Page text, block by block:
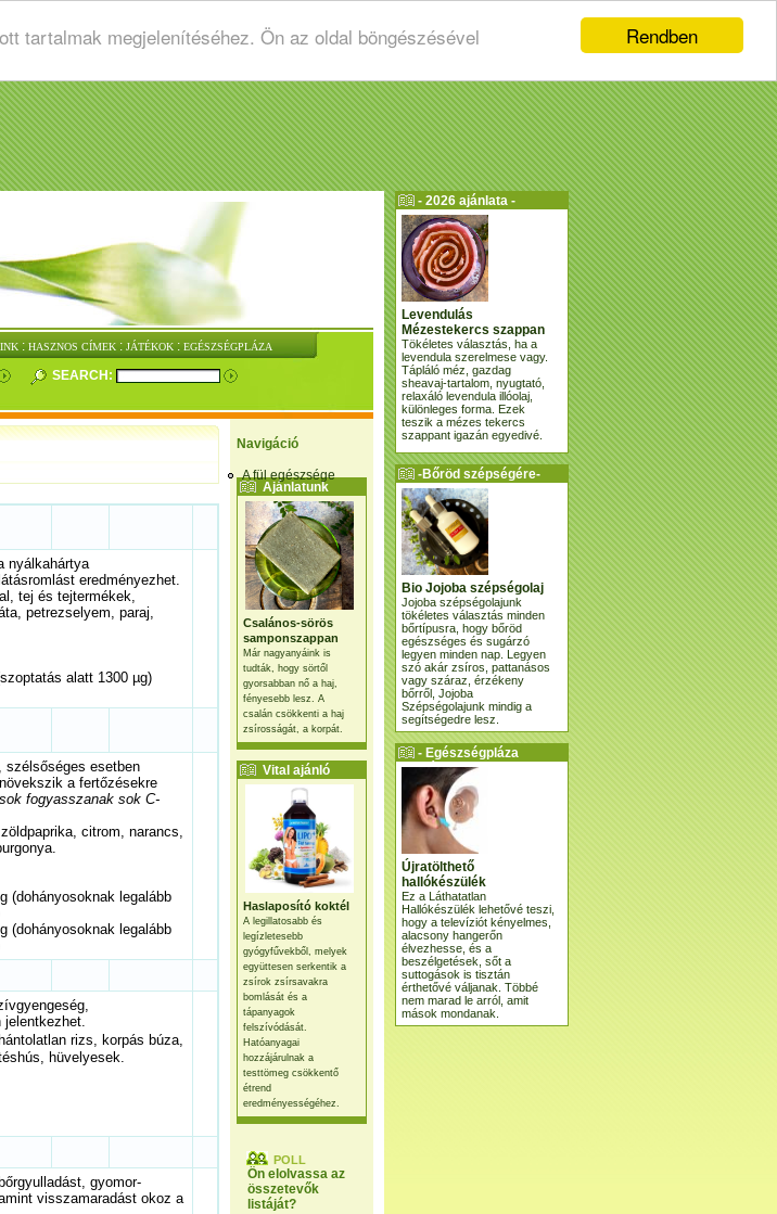
Rendben
tartalmak megjelenítéséhez. Ön az oldal böngészésével
: HASZNOS CÍMEK : JÁTÉKOK : EGÉSZSÉGPLÁZA
SEARCH:
Navigáció
A fül egészsége
Ajánlatunk
Csalános-sörös
samponszappan
Már nagyanyáink is
tudták, hogy sörtől
gyorsabban nő a haj,
fényesebb lesz. A
csalán csökkenti a haj
zsírosságát, a korpát.
Vital ajánló
Haslaposító koktél
A legillatosabb és
legízletesebb
gyógyfűvekből, melyek
együttesen serkentik a
zsírok zsírsavakra
bomlását és a
tápanyagok
felszívódását.
Hatóanyagai
hozzájárulnak a
testtömeg csökkentő
étrend
eredményességéhez.
POLL
Ön elolvassa az
összetevők
listáját?
nyálkahártya
eredményezhet.
tej és tejtermékek,
petrezselyem, paraj,
alatt 1300 µg)
szélsőséges esetben
a fertőzésekre
fogyasszanak sok C-
citrom, narancs,
(dohányosoknak legalább
(dohányosoknak legalább
jelentkezhet.
rizs, korpás búza,
hüvelyesek.
gyomor-
visszamaradást okoz a
- 2026 ajánlata -
Levendulás
Mézestekercs szappan
Tökéletes választás, ha a
levendula szerelmese vagy.
Tápláló méz, gazdag
sheavaj-tartalom, nyugtató,
relaxáló levendula illóolaj,
különleges forma. Ezek
teszik a mézes tekercs
szappant igazán egyedivé.
-Bőröd szépségére-
Bio Jojoba szépségolaj
Jojoba szépségolajunk
tökéletes választás minden
bőrtípusra, hogy bőröd
egészséges és sugárzó
legyen minden nap. Legyen
szó akár zsíros, pattanásos
vagy száraz, érzékeny
bőrről, Jojoba
Szépségolajunk mindig a
segítségedre lesz.
- Egészségpláza
ajánlatunk -
Újratölthető
hallókészülék
Ez a Láthatatlan
Hallókészülék lehetővé teszi,
hogy a televíziót kényelmes,
alacsony hangerőn
élvezhesse, és a
beszélgetések, sőt a
suttogások is tisztán
érthetővé váljanak. Többé
nem marad le arról, amit
mások mondanak.